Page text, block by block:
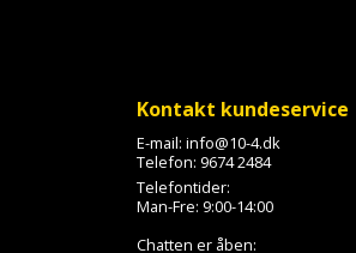
Kontakt kundeservice
E-mail: info@10-4.dk
Telefon: 9674 2484
Telefontider:
Man-Fre: 9:00-14:00
Chatten er åben: